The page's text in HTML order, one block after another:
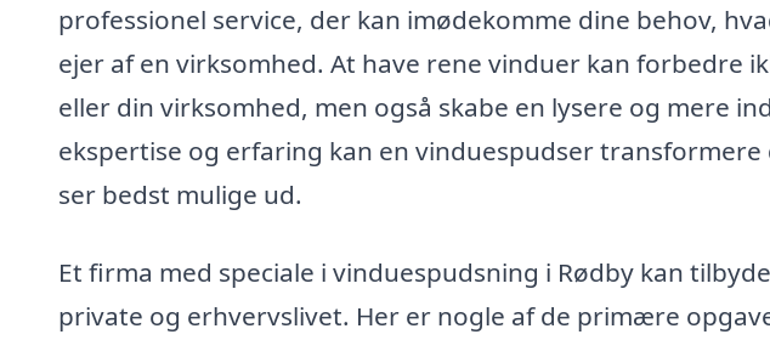
professionel service, der kan imødekomme dine behov,
ejer af en virksomhed. At have rene vinduer kan forbedre
eller din virksomhed, men også skabe en lysere og mere
ekspertise og erfaring kan en vinduespudser
ser bedst mulige ud.
Et firma med speciale i vinduespudsning i Rødby kan
private og erhvervslivet. Her er nogle af de primære